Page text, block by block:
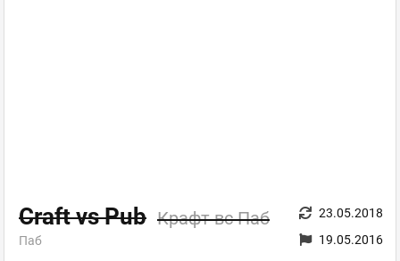
Craft vs Pub Крафт вс Паб
Паб
23.05.2018
19.05.2016